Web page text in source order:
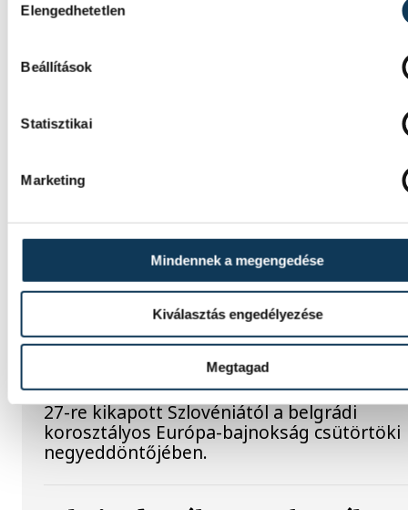
Elengedhetetlen
Beállítások
Statisztikai
Marketing
Mindennek a megengedése
Kiválasztás engedélyezése
Megtagad
bajnokságon. Rasovszky Kristóf célfotóval
legjobbja
Az Európa-bajnoki és a grand master
elnyerte Gyurkovics Ferenc a masters
kontinenstornán.
Férfi kézilabda ifjúsági Eb:
jutott elődöntőbe a magyar
csapat
A magyar férfi ifjúsági kézilabda-
27-re kikapott Szlovéniától a belgrádi
korosztályos Európa-bajnokság csütörtöki
negyeddöntőjében.